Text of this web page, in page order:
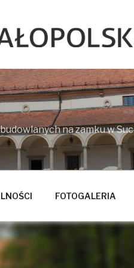
na zamku w
FOTOGALERIA